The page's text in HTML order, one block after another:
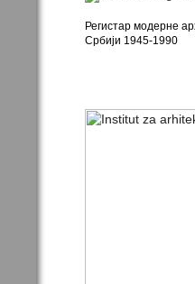
Регистар модерне
Србији 1945-1990